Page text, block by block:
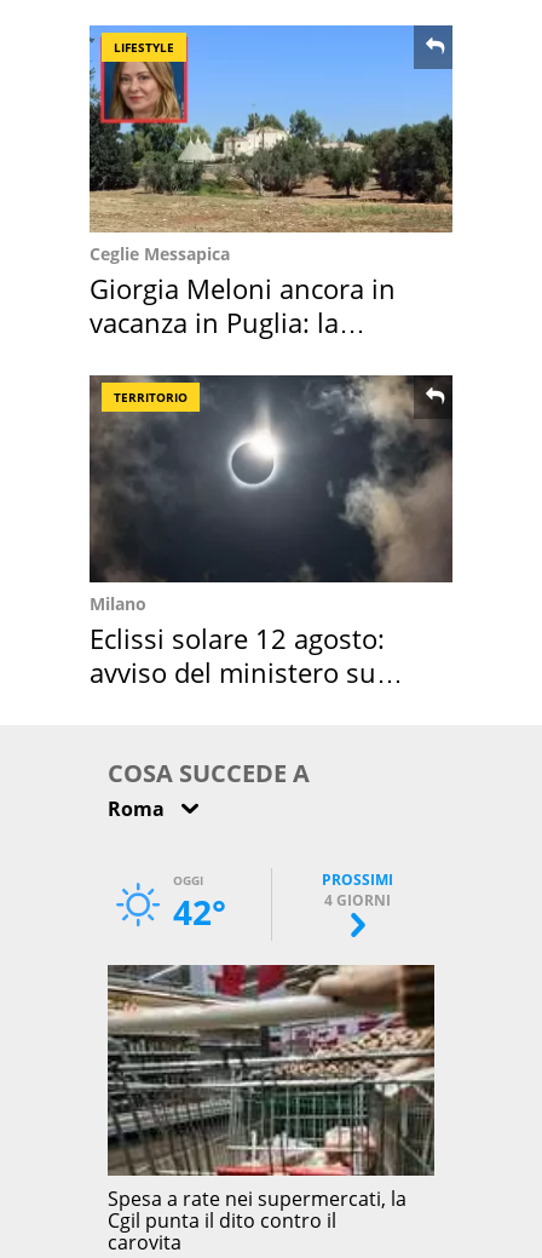
LIFESTYLE
Ceglie Messapica
Giorgia Meloni ancora in
vacanza in Puglia: la
TERRITORIO
Milano
Eclissi solare 12 agosto:
avviso del ministero su